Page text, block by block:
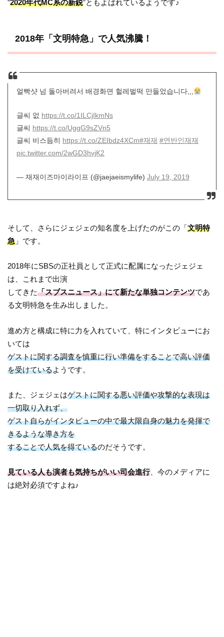
”2020年代MC系の新鋭”ともよばれているようです♪
2018年「文明特急」で人気沸騰！
얼빡샷 넘 돌아버려서 배경화면 헐레벌떡 만들었습니다,,,
글씨 없 https://t.co/1ILCjIkmNs
글씨 https://t.co/UggG9sZVn5
글씨 비스듬히 https://t.co/ZEIbdz4XCm#재재 #연반인재재
pic.twitter.com/2wGD3hvjK2
— 재재이즈마이라이프 (@jaejaeismylife) July 19, 2019
そして、さらにジェジェの知名度を上げたのがこの「文明特
急 」です。
2018年にSBSの正社員として正式に配属になったジェジェ
は、これまで出演
してきた「スブスニュース」にて新たな単独コンテンツであ
る文明特急を生み出しました。
進め方と構成に特に力を入れていて、特にインタビューにお
いては
ゲストに関する調査を慎重に行い準備をすることで高い評価
を受けているようです。
また、ジェジェはゲストに関する悪い評価や攻撃的な表現は
一切取り入れず、
ゲスト自らがインタビューの中で最大限自身の魅力を発揮で
きるような導き方を
することで人気を得ているのだそうです。
見ている人も演者も気持ちがいい司会進行、今のメディアに
は絶対必須ですよね♪